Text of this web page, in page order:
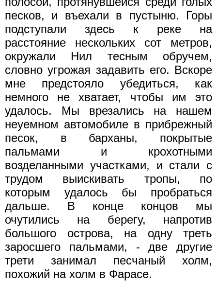
песков, и въехали в пустыню. Горы
подступали здесь к реке на
расстояние нескольких сот метров,
окружали Нил тесным обручем,
словно угрожая задавить его. Вскоре
мне предстояло убедиться, как
немного не хватает, чтобы им это
удалось. Мы врезались на нашем
неуемном автомобиле в прибрежный
песок, в барханы, покрытые
пальмами и крохотными
возделанными участками, и стали с
трудом выискивать тропы, по
которым удалось бы пробраться
дальше. В конце концов мы
очутились на берегу, напротив
большого острова, на одну треть
заросшего пальмами, - две другие
трети занимал песчаный холм,
похожий на холм в Фарасе.